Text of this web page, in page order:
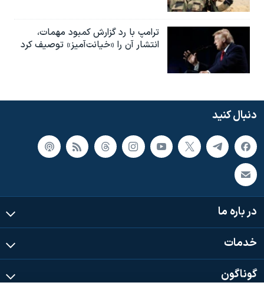
ترامپ با رد گزارش کمبود مهمات،
انتشار آن را «خیانت‌آمیز» توصیف کرد
دنبال کنید
در باره ما
خدمات
گوناگون